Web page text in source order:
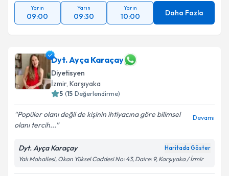
Yarın
09:00
Yarın
09:30
Yarın
10:00 Daha Fazla
Dyt. Ayça Karaçay
Diyetisyen
İzmir, Karşıyaka
5 (15 Değerlendirme)
Popüler olanı değil de kişinin ihtiyacına göre bilimsel
olanı tercih...
Devamı
Dyt. Ayça Karaçay Haritada Göster
Yalı Mahallesi, Okan Yüksel Caddesi No: 43, Daire: 9, Karşıyaka / İzmir